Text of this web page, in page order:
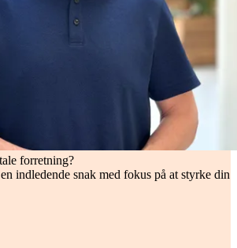
forretning?
indledende snak med fokus på at styrke din